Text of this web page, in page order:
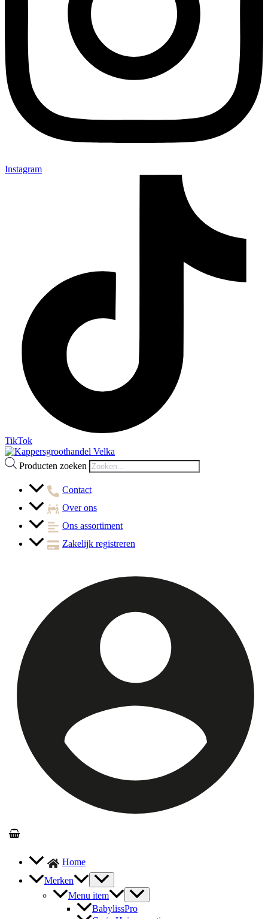
Instagram
TikTok
Producten zoeken
Contact
Over ons
Ons assortiment
Zakelijk registreren
Home
Merken
Menu item
BabylissPro